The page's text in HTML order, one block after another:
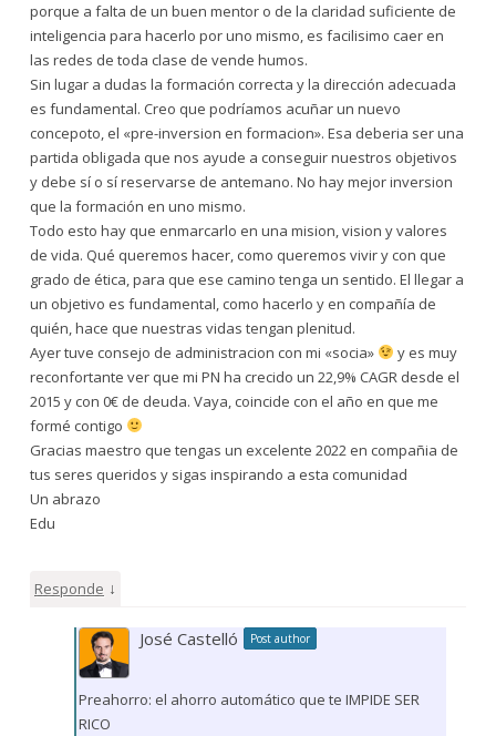
porque a falta de un buen mentor o de la claridad suficiente de
inteligencia para hacerlo por uno mismo, es facilisimo caer en
las redes de toda clase de vende humos.
Sin lugar a dudas la formación correcta y la dirección adecuada
es fundamental. Creo que podríamos acuñar un nuevo
concepoto, el «pre-inversion en formacion». Esa deberia ser una
partida obligada que nos ayude a conseguir nuestros objetivos
y debe sí o sí reservarse de antemano. No hay mejor inversion
que la formación en uno mismo.
Todo esto hay que enmarcarlo en una mision, vision y valores
de vida. Qué queremos hacer, como queremos vivir y con que
grado de ética, para que ese camino tenga un sentido. El llegar a
un objetivo es fundamental, como hacerlo y en compañía de
quién, hace que nuestras vidas tengan plenitud.
Ayer tuve consejo de administracion con mi «socia»
y es muy
reconfortante ver que mi PN ha crecido un 22,9% CAGR desde el
2015 y con 0€ de deuda. Vaya, coincide con el año en que me
formé contigo
Gracias maestro que tengas un excelente 2022 en compañia de
tus seres queridos y sigas inspirando a esta comunidad
Un abrazo
Edu
Responde ↓
José Castelló Post author
Preahorro: el ahorro automático que te IMPIDE SER
RICO